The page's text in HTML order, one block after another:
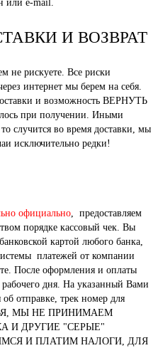
или e-mail.
И ВОЗВРАТ
не рискуете. Все риски
интернет мы берем на себя.
и возможность ВЕРНУТЬ
при получении. Иными
случится во время доставки, мы
исключительно редки!
официально, предоставляем
порядке кассовый чек. Вы
картой любого банка,
платежей от компании
После оформления и оплаты
дня. На указанный Вами
отправке, трек номер для
МЫ НЕ ПРИНИМАЕМ
И ДРУГИЕ "СЕРЫЕ"
И ПЛАТИМ НАЛОГИ, ДЛЯ